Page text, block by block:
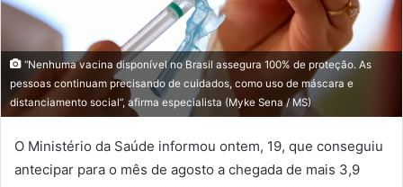
“Nenhuma vacina disponível no Brasil assegura 100% de proteção. As
pessoas continuam precisando de cuidados, como uso de máscara e
distanciamento social”, afirma especialista (Myke Sena / MS)
O Ministério da Saúde informou ontem, 19, que conseguiu
antecipar para o mês de agosto a chegada de mais 3,9